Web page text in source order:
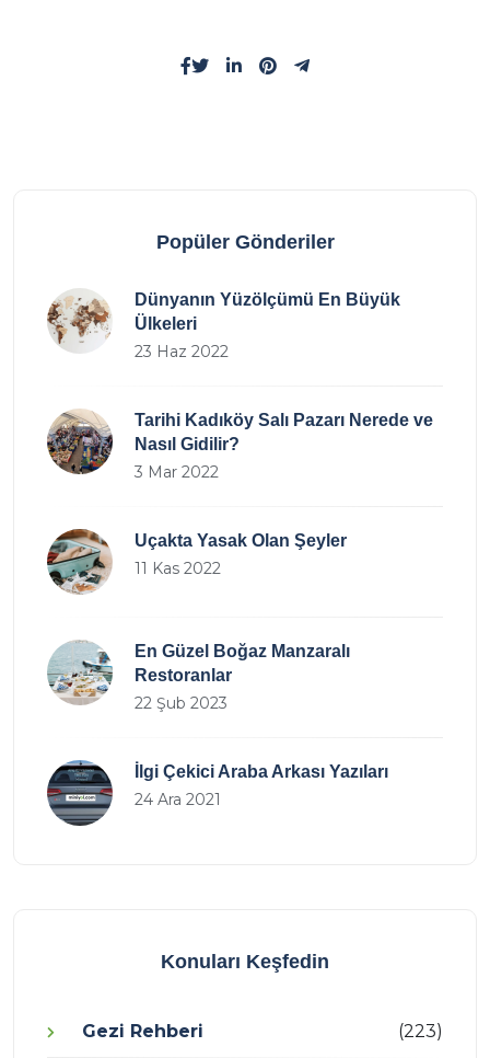
Popüler Gönderiler
Dünyanın Yüzölçümü En Büyük
Ülkeleri
23 Haz 2022
Tarihi Kadıköy Salı Pazarı Nerede ve
Nasıl Gidilir?
3 Mar 2022
Uçakta Yasak Olan Şeyler
11 Kas 2022
En Güzel Boğaz Manzaralı
Restoranlar
22 Şub 2023
İlgi Çekici Araba Arkası Yazıları
24 Ara 2021
Konuları Keşfedin
Gezi Rehberi (223)